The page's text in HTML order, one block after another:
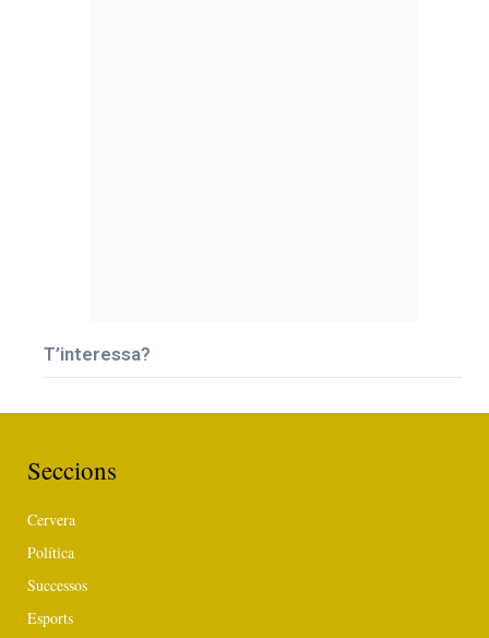
T’interessa?
Seccions
Cervera
Política
Successos
Esports